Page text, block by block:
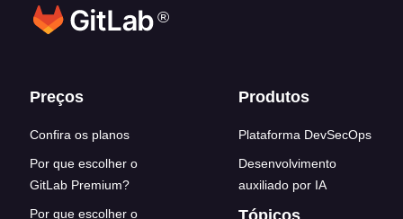
®
Footer links
Preços
Confira os planos
Por que escolher o
GitLab Premium?
Por que escolher o
Produtos
Plataforma DevSecOps
Desenvolvimento
auxiliado por IA
Tópicos